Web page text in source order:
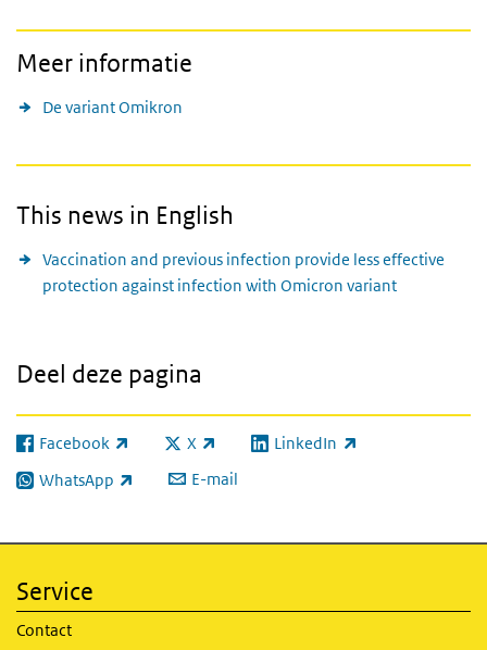
Meer informatie
De variant Omikron
This news in English
Vaccination and previous infection provide less effective
protection against infection with Omicron variant
Deel deze pagina
Facebook
(externe link) X
(externe link) LinkedIn
(externe link)
WhatsApp
(externe link) E-mail
Service
Contact